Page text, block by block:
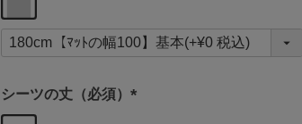
須
)
シーツの丈（必須）